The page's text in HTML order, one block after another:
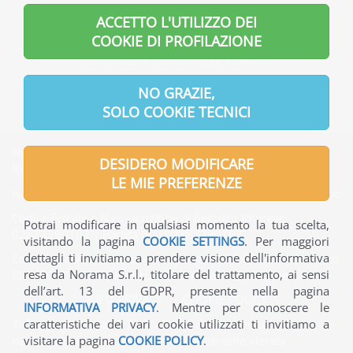
INFORMAZIONI UTILI
CONDIZIONI GENERALI DI VENDITA
INFORMATIVA PRIVACY
Norama S.r.l. | Indirizzo Sede legale: Via Verdi, 7 - 24121
Iscritta presso l'Ufficio del Registro delle Imprese di Bergamo
Codice Fiscale e N.ro iscrizione al Registro Imprese:
02882290162 | Partita IVA: 02882290162
Capitale Sociale interamente versato: € 65.000,00 | Numero
REA: BG-330736 | Indirizzo PEC: norama@pec.ptcert.it
INFO PRIVACY - COOKIE POLICY
© Copyright Norama S.r.l. - Tutti i diritti riservati - La
riproduzione anche parziale è severamente vietata
ACCETTO L'UTILIZZO DEI
COOKIE DI PROFILAZIONE
NO GRAZIE,
SOLO COOKIE TECNICI
DESIDERO MODIFICARE
LE MIE PREFERENZE
Potrai modificare in qualsiasi momento la tua scelta,
visitando la pagina COOKIE SETTINGS. Per maggiori
dettagli ti invitiamo a prendere visione dell'informativa
resa da Norama S.r.l., titolare del trattamento, ai sensi
dell’art. 13 del GDPR, presente nella pagina
INFORMATIVA PRIVACY. Mentre per conoscere le
caratteristiche dei vari cookie utilizzati ti invitiamo a
visitare la pagina COOKIE POLICY.